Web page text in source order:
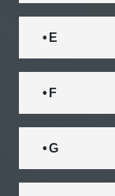
• E
• F
• G